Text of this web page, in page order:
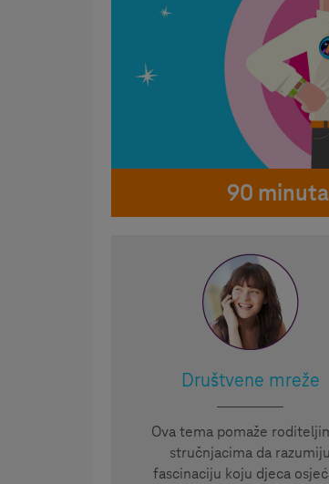
90
Društvene mreže
Ova tema pomaže
stručnjacima da razumiju
fascinaciju koju djeca